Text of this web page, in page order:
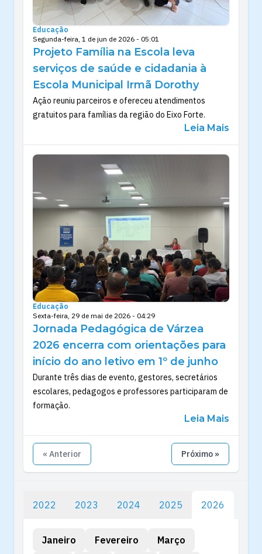
Educação
Segunda-feira, 1 de jun de 2026 - 05:01
Projeto Família na Escola leva
serviços de saúde e cidadania à
Escola Municipal Irmã Dorothy
Ação reuniu parceiros e ofereceu atendimentos
gratuitos para famílias da região do Eixo Forte.
Leia Mais
Educação
Sexta-feira, 29 de mai de 2026 - 04:29
Jornada Pedagógica de Várzea
2026 encerra com orientações para
início do ano letivo em 1º de junho
Durante três dias de evento, gestores, secretários
escolares, pedagogos e professores participaram de
formação.
Leia Mais
« Anterior Próximo »
2022 2023 2024 2025 2026
Janeiro Fevereiro
Março